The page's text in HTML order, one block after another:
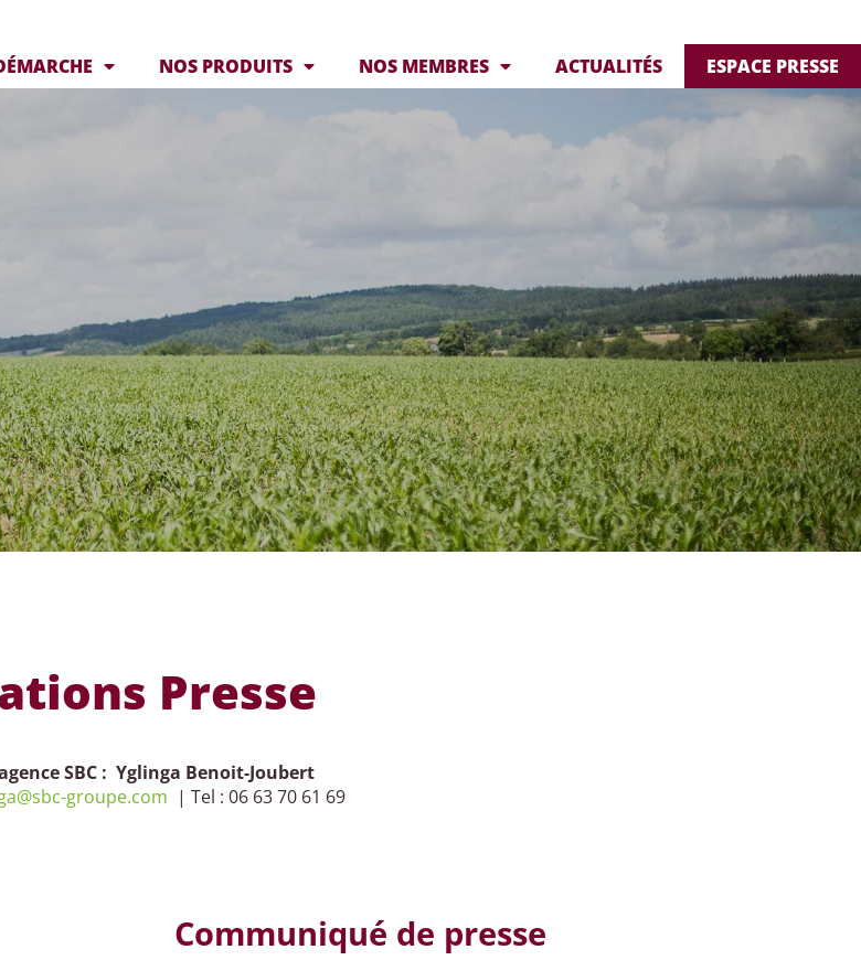
NOS PRODUITS NOS MEMBRES ACTUALITÉS ESPACE PRESSE
Presse
SBC : Yglinga Benoit-Joubert
groupe.com | Tel : 06 63 70 61 69
Communiqué de presse